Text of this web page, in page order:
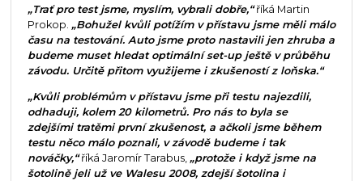
„Trať pro test jsme, myslím, vybrali dobře,“říká Martin
Prokop. „Bohužel kvůli potížím v přístavu jsme měli málo
času na testování. Auto jsme proto nastavili jen zhruba a
budeme muset hledat optimální set-up ještě v průběhu
závodu. Určitě přitom využijeme i zkušeností z loňska.“
„Kvůli problémům v přístavu jsme při testu najezdili,
odhaduji, kolem 20 kilometrů. Pro nás to byla se
zdejšími tratěmi první zkušenost, a ačkoli jsme během
testu něco málo poznali, v závodě budeme i tak
nováčky,“říká Jaromír Tarabus, „protože i když jsme na
šotolině jeli už ve Walesu 2008, zdejší šotolina i